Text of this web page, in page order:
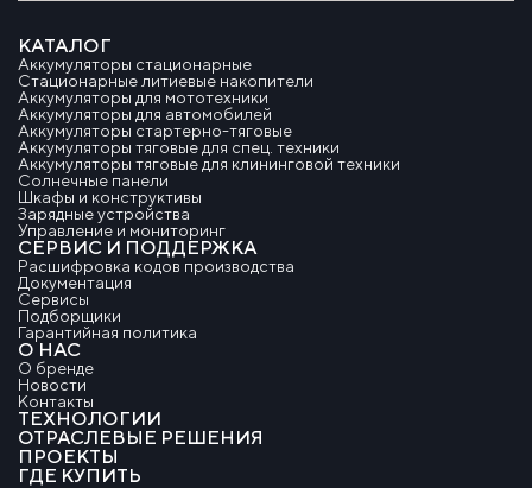
КАТАЛОГ
Аккумуляторы стационарные
Стационарные литиевые накопители
Аккумуляторы для мототехники
Аккумуляторы для автомобилей
Аккумуляторы стартерно-тяговые
Аккумуляторы тяговые для спец. техники
Аккумуляторы тяговые для клининговой техники
Солнечные панели
Шкафы и конструктивы
Зарядные устройства
Управление и мониторинг
СЕРВИС И ПОДДЕРЖКА
Расшифровка кодов производства
Документация
Сервисы
Подборщики
Гарантийная политика
О НАС
О бренде
Новости
Контакты
ТЕХНОЛОГИИ
ОТРАСЛЕВЫЕ РЕШЕНИЯ
ПРОЕКТЫ
ГДЕ КУПИТЬ